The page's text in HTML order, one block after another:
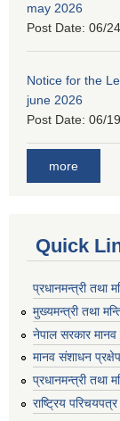
may 2026
Post Date: 06/
Notice for the
june 2026
Post Date: 06/
more
Quick
प्रधानमन्त्री तथा
मुख्यमन्त्री तथा
नेपाल सरकार मानव
मानव संशाधन
प्रधानमन्त्री तथा
राष्ट्रिय